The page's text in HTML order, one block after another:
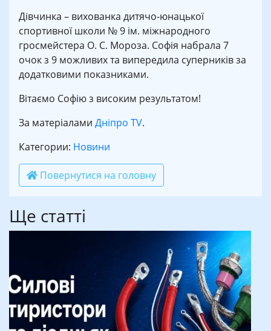
Дівчинка – вихованка дитячо-юнацької
спортивної школи № 9 ім. міжнародного
гросмейстера О. С. Мороза. Софія набрала 7
очок з 9 можливих та випередила суперників за
додатковими показниками.
Вітаємо Софію з високим результатом!
За матеріалами Дніпро ТV.
Категории: Новини
Повернутися на головну
Ще статті